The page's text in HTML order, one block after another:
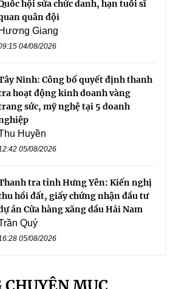
hội sửa chức danh, hạn tuổi sĩ
quân đội
Hương Giang
04/08/2026
Ninh: Công bố quyết định thanh
hoạt động kinh doanh vàng
sức, mỹ nghệ tại 5 doanh
Huyền
05/08/2026
tra tỉnh Hưng Yên: Kiến nghị
hồi đất, giấy chứng nhận đầu tư
án Cửa hàng xăng dầu Hải Nam
Quý
05/08/2026